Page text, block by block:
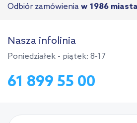
Odbiór zamówienia w 1986
Nasza infolinia
Poniedziałek - piątek: 8-17
61 899 55 00